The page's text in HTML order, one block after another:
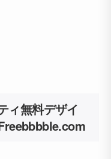
ィ無料デザイ